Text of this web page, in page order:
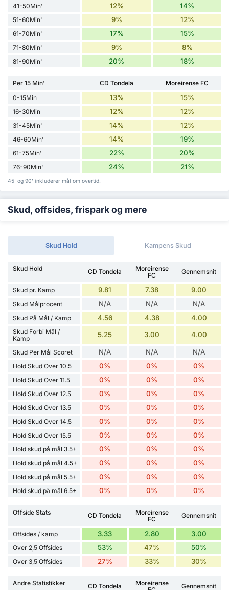
41-50Min' 12% 14%
51-60Min' 9% 12%
61-70Min' 17% 15%
71-80Min' 9% 8%
81-90Min' 20% 18%
Per 15 Min' CD Tondela
Moreirense FC
0-15Min
13% 15%
16-30Min 12% 12%
31-45Min' 14% 12%
46-60Min' 14% 19%
61-75Min' 22% 20%
76-90Min' 24% 21%
45' og 90' inkluderer mål om overtid.
Skud, offsides, frispark og mere
Skud Hold Kampens Skud
Skud Hold CD Tondela
Moreirense
FC
Gennemsnit
Skud pr. Kamp 9.81 7.38 9.00
Skud Målprocent N/A N/A N/A
Skud På Mål / Kamp 4.56 4.38 4.00
Skud Forbi Mål /
Kamp
5.25 3.00 4.00
Skud Per Mål Scoret N/A N/A N/A
Hold Skud Over 10.5 0% 0% 0%
Hold Skud Over 11.5 0% 0% 0%
Hold Skud Over 12.5 0% 0% 0%
Hold Skud Over 13.5 0% 0% 0%
Hold Skud Over 14.5 0% 0% 0%
Hold Skud Over 15.5 0% 0% 0%
Hold skud på mål 3.5+ 0% 0% 0%
Hold skud på mål 4.5+ 0% 0% 0%
Hold skud på mål 5.5+ 0% 0% 0%
Hold skud på mål 6.5+ 0% 0% 0%
Offside Stats CD Tondela
Moreirense
FC
Gennemsnit
Offsides / kamp 3.33 2.80 3.00
Over 2,5 Offsides 53% 47% 50%
Over 3,5 Offsides 27% 33% 30%
Andre Statistikker CD Tondela
Moreirense
Gennemsnit